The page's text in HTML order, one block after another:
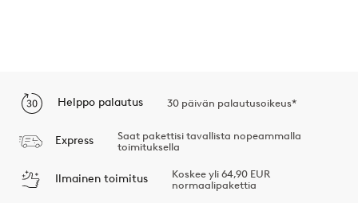
Helppo palautus 30 päivän palautusoikeus*
Express
Saat pakettisi tavallista nopeammalla
toimituksella
Ilmainen toimitus
Koskee yli 64,90 EUR
normaalipakettia